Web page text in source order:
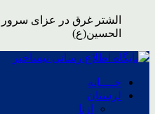
الشتر غرق در عزای سرور
الحسین(ع)
خــــانه
لرستان
ازنا